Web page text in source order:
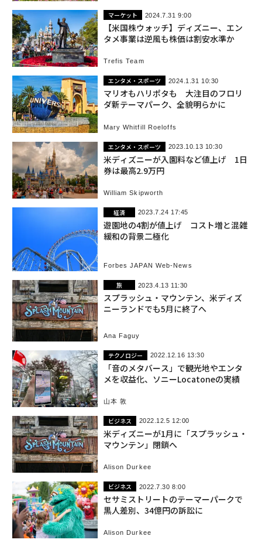
マーケット 2024.7.31 9:00
【米国株ウォッチ】ディズニー、エン
タメ事業は逆風も株価は割安水準か
Trefis Team
エンタメ・スポーツ 2024.1.31 10:30
マリオもハリポタも 大注目のフロリ
ダ新テーマパーク、全貌明らかに
Mary Whitfill Roeloffs
エンタメ・スポーツ 2023.10.13 10:30
米ディズニーが入園料など値上げ 1日
券は最高2.9万円
William Skipworth
経済 2023.7.24 17:45
遊園地の4割が値上げ コスト増と混雑
緩和の背景二極化
Forbes JAPAN Web-News
旅 2023.4.13 11:30
スプラッシュ・マウンテン、米ディズ
ニーランドでも5月に終了へ
Ana Faguy
テクノロジー 2022.12.16 13:30
「音のメタバース」で観光地やエンタ
メを収益化、ソニーLocatoneの実績
山本 敦
ビジネス 2022.12.5 12:00
米ディズニーが1月に「スプラッシュ・
マウンテン」閉鎖へ
Alison Durkee
ビジネス 2022.7.30 8:00
セサミストリートのテーマーパークで
黒人差別、34億円の訴訟に
Alison Durkee